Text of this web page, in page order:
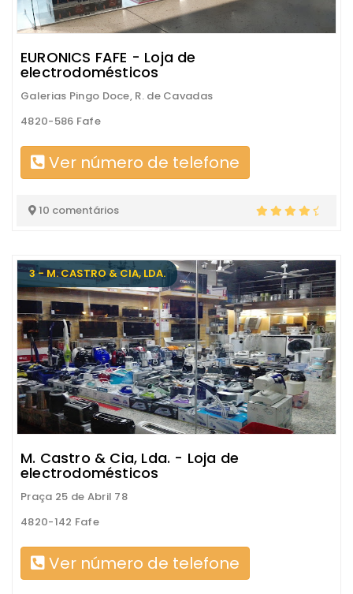
EURONICS FAFE - Loja de
electrodomésticos
Galerias Pingo Doce, R. de Cavadas
4820-586 Fafe
Ver número de telefone
10 comentários
3 - M. CASTRO & CIA, LDA.
M. Castro & Cia, Lda. - Loja de
electrodomésticos
Praça 25 de Abril 78
4820-142 Fafe
Ver número de telefone